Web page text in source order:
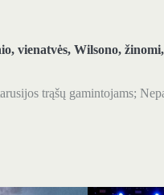
, vienatvės, Wilsono, žinomi,
trąšų gamintojams;